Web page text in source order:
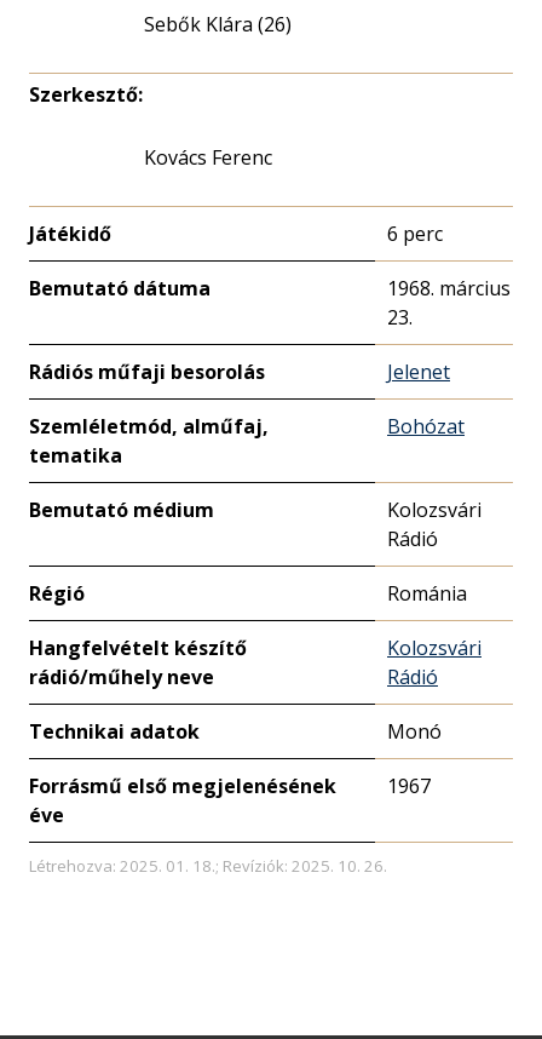
Sebők Klára (26)
Szerkesztő:
Kovács Ferenc
Játékidő 6 perc
Bemutató dátuma
1968. március
23.
Rádiós műfaji besorolás Jelenet
Szemléletmód, alműfaj,
tematika
Bohózat
Bemutató médium
Kolozsvári
Rádió
Régió Románia
Hangfelvételt készítő
rádió/műhely neve
Kolozsvári
Rádió
Technikai adatok Monó
Forrásmű első megjelenésének
éve
1967
Létrehozva: 2025. 01. 18.; Revíziók: 2025. 10. 26.